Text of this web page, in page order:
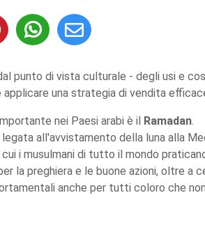
punto di vista culturale - degli usi e
una strategia di vendita
nei Paesi arabi è il Ramadan.
all'avvistamento della luna alla
i musulmani di tutto il mondo
la preghiera e le buone azioni, oltre a
anche per tutti coloro che